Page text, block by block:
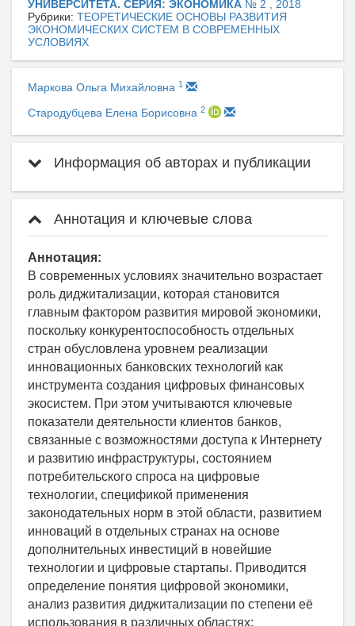
УНИВЕРСИТЕТА. СЕРИЯ: ЭКОНОМИКА № 2 , 2018
Рубрики: ТЕОРЕТИЧЕСКИЕ ОСНОВЫ РАЗВИТИЯ
ЭКОНОМИЧЕСКИХ СИСТЕМ В СОВРЕМЕННЫХ
УСЛОВИЯХ
Маркова Ольга Михайловна 1
Стародубцева Елена Борисовна 2
Информация об авторах и публикации
Аннотация и ключевые слова
Аннотация:
В современных условиях значительно возрастает
роль диджитализации, которая становится
главным фактором развития мировой экономики,
поскольку конкурентоспособность отдельных
стран обусловлена уровнем реализации
инновационных банковских технологий как
инструмента создания цифровых финансовых
экосистем. При этом учитываются ключевые
показатели деятельности клиентов банков,
связанные с возможностями доступа к Интернету
и развитию инфраструктуры, состоянием
потребительского спроса на цифровые
технологии, спецификой применения
законодательных норм в этой области, развитием
инноваций в отдельных странах на основе
дополнительных инвестиций в новейшие
технологии и цифровые стартапы. Приводится
определение понятия цифровой экономики,
анализ развития диджитализации по степени её
использования в различных областях: